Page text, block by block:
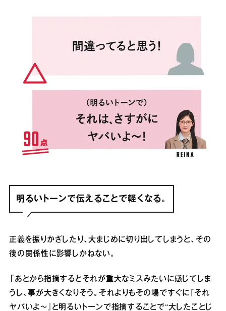
明るいトーンで伝えることで軽くなる。
正義を振りかざしたり、大まじめに切り出してしまうと、その
後の関係性に影響しかねない。
「あとから指摘するとそれが重大なミスみたいに感じてしま
うし、事が大きくなりそう。それよりもその場ですぐに『それ
ヤバいよ～』と明るいトーンで指摘することで“大したことじ